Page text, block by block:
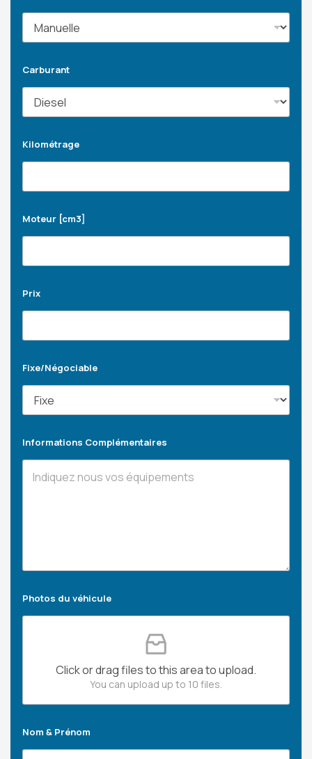
Carburant
Kilométrage
Moteur [cm3]
Prix
Fixe/Négociable
Informations Complémentaires
Photos du véhicule
Click or drag files to this area to upload.
You can upload up to 10 files.
Nom & Prénom